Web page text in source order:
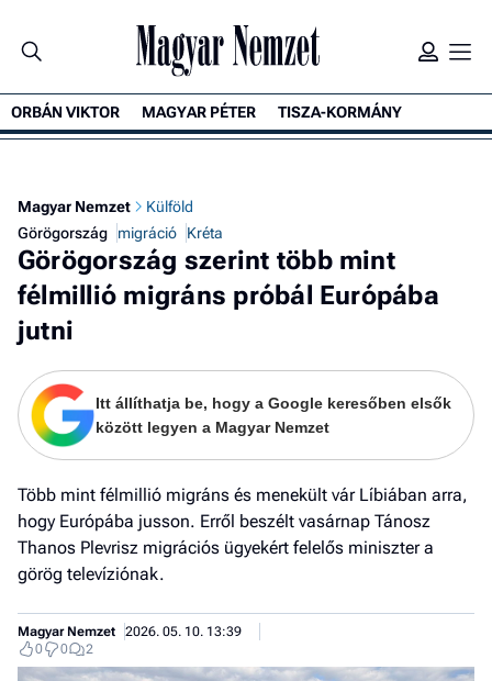
ORBÁN VIKTOR MAGYAR PÉTER TISZA-KORMÁNY
Magyar Nemzet
Külföld
Görögország
migráció Kréta
Görögország szerint több mint
félmillió migráns próbál Európába
jutni
Itt állíthatja be, hogy a Google keresőben elsők
között legyen a Magyar Nemzet
Több mint félmillió migráns és menekült vár Líbiában arra,
hogy Európába jusson. Erről beszélt vasárnap Tánosz
Thanos Plevrisz migrációs ügyekért felelős miniszter a
görög televíziónak.
Magyar Nemzet
2026. 05. 10. 13:39
0
0 2